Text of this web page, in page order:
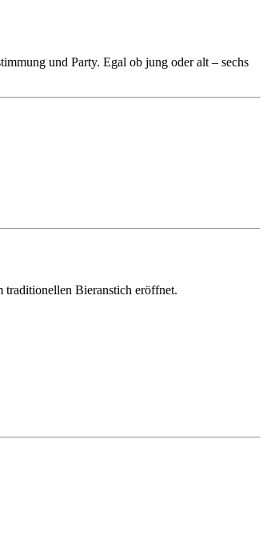
und Party. Egal ob jung oder alt – sechs
Bieranstich eröffnet.